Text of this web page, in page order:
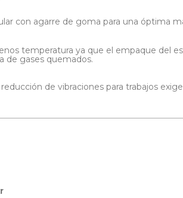
con agarre de goma para una óptima
temperatura ya que el empaque del
de gases quemados.
de vibraciones para trabajos